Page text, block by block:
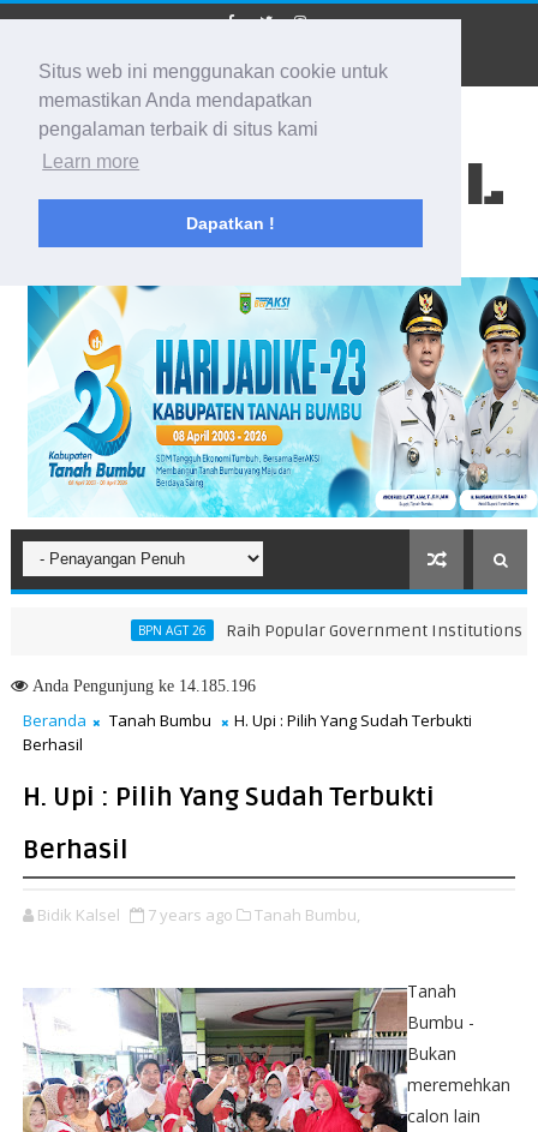
Situs web ini menggunakan cookie untuk
memastikan Anda mendapatkan
pengalaman terbaik di situs kami
Learn more
Dapatkan !
BIDIK KALSEL
Membidik Ke Segala Arah
BPN AGT 26 Raih Popular Government Institutions Award
KUA-PPAS 2026, Perkuat Arah Pembangunan Tanah Bumbu
AndaPengunjung ke 14.185.196
Beranda Tanah Bumbu
H. Upi : Pilih Yang Sudah Terbukti
Berhasil
H. Upi : Pilih Yang Sudah Terbukti
Berhasil
Bidik Kalsel 7 years ago Tanah Bumbu,
Tanah
Bumbu -
Bukan
meremehkan
calon lain